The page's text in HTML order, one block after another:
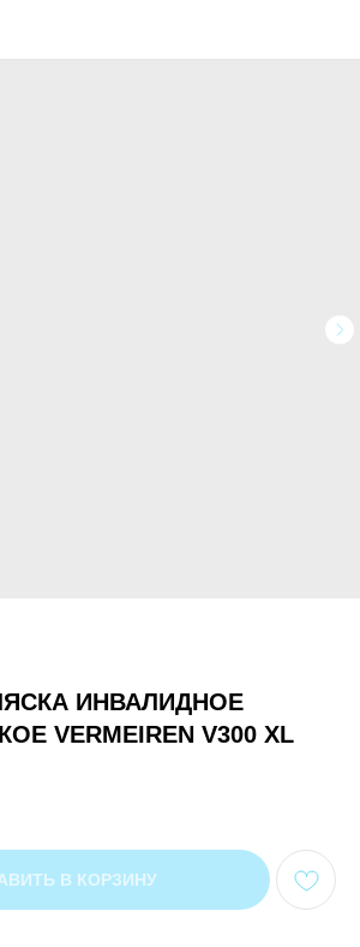
ИНВАЛИДНОЕ
VERMEIREN V300 XL
В КОРЗИНУ